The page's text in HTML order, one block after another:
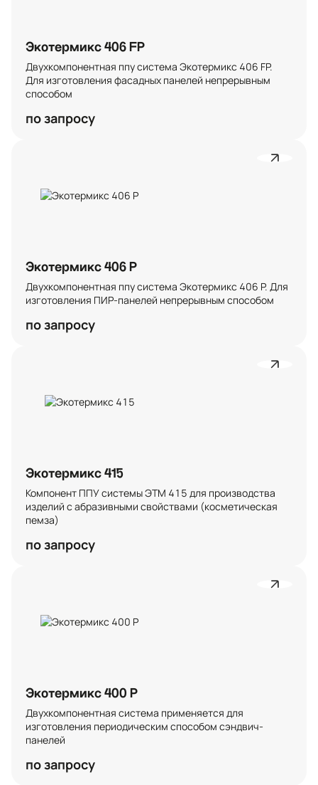
Экотермикс 406 FP
Двухкомпонентная ппу система Экотермикс 406 FP.
Для изготовления фасадных панелей непрерывным
способом
по запросу
Экотермикс 406 P
Двухкомпонентная ппу система Экотермикс 406 P. Для
изготовления ПИР-панелей непрерывным способом
по запросу
Экотермикс 415
Компонент ППУ системы ЭТМ 415 для производства
изделий с абразивными свойствами (косметическая
пемза)
по запросу
Экотермикс 400 P
Двухкомпонентная система применяется для
изготовления периодическим способом сэндвич-
панелей
по запросу